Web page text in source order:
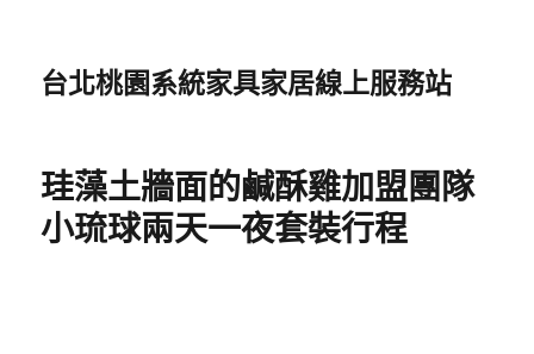
台北桃園系統家具家居線上服務站
珪藻土牆面的鹹酥雞加盟團隊
小琉球兩天一夜套裝行程